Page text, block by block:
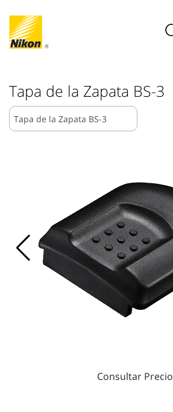
Tapa de la Zapata BS-3
Consultar Precio